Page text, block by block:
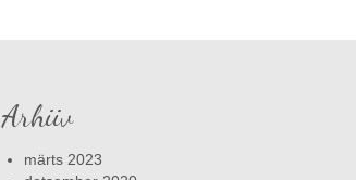
Arhiiv
märts 2023